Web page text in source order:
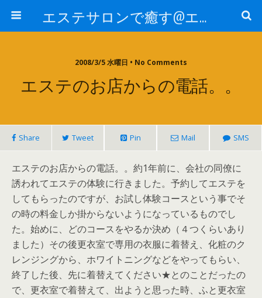
エステサロンで癒す@エステ～全国エステ情報
2008/3/5 水曜日 • No Comments
エステのお店からの電話。。
Share Tweet Pin Mail SMS
エステのお店からの電話。。約1年前に、会社の同僚に
誘われてエステの体験に行きました。予約してエステを
してもらったのですが、お試し体験コースという事でそ
の時の料金しか掛からないようになっているものでし
た。始めに、どのコースをやるか決め（４つくらいあり
ました）その後更衣室で専用の衣服に着替え、化粧のク
レンジングから、ホワイトニングなどをやってもらい、
終了した後、先に着替えてください★とのことだったの
で、更衣室で着替えて、出ようと思った時、ふと更衣室